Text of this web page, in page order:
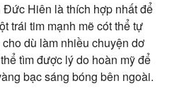
Hiên là thích hợp nhất để
trái tim mạnh mẽ cót thể tự
dù làm nhiều chuyện dơ
tìm được lý do hoàn mỹ để
bạc sáng bóng bên ngoài.